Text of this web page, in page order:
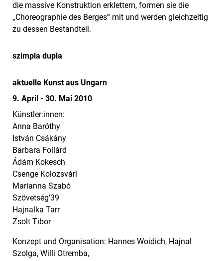
die massive Konstruktion erklettern, formen sie die
„Choreographie des Berges“ mit und werden gleichzeitig
zu dessen Bestandteil.
szimpla dupla
aktuelle Kunst aus Ungarn
9. April - 30. Mai 2010
Künstler:innen:
Anna Baróthy
István Csákány
Barbara Follárd
Ádám Kokesch
Csenge Kolozsvári
Marianna Szabó
Szövetség'39
Hajnalka Tarr
Zsolt Tibor
Konzept und Organisation: Hannes Woidich, Hajnal
Szolga, Willi Otremba,